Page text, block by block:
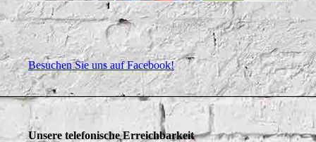
Besuchen Sie uns auf Facebook!
Unsere telefonische Erreichbarkeit